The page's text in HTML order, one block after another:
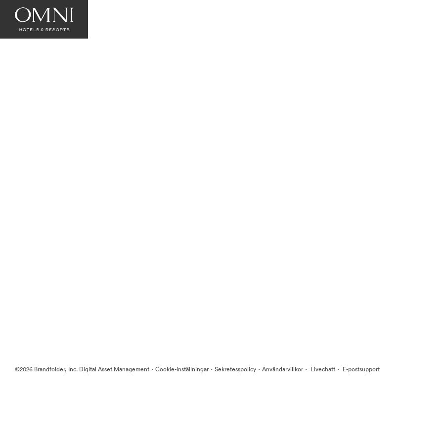
©2026 Brandfolder, Inc. Digital Asset Management · Cookie-inställningar· Sekretesspolicy · Användarvillkor· Livechatt · E-postsupport